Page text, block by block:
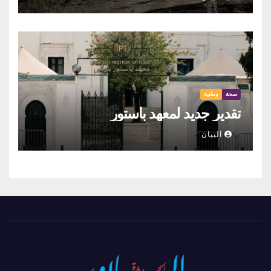
صحة وطنية
تقدير جديد لمعهد باستور
البيان